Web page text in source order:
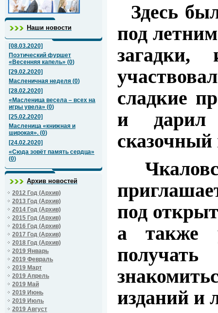
Наши новости
[08.03.2020]
Поэтический фуршет
«Весенняя капель» (0)
[29.02.2020]
Масленичная неделя (0)
[28.02.2020]
«Масленица весела – всех на
игры увела» (0)
[25.02.2020]
Масленица «книжная и
широкая». (0)
[24.02.2020]
«Сюда зовёт память сердца»
(0)
Архив новостей
2012 Год (Архив)
2013 Год (Архив)
2014 Год (Архив)
2015 Год (Архив)
2016 Год (Архив)
2017 Год (Архив)
2018 Год (Архив)
2019 Январь
2019 Февраль
2019 Март
2019 Апрель
2019 Май
2019 Июнь
2019 Июль
2019 Август
Здесь
под
сладкие
и дарил
под
а также
изданий и